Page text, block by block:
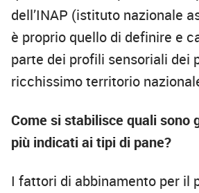
dell’INAP (istituto nazionale
è proprio quello di definire e
parte dei profili sensoriali dei
ricchissimo territorio
Come si stabilisce quali sono
più indicati ai tipi di pane?
I fattori di abbinamento per il